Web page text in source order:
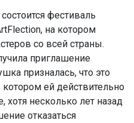
фестиваль
на котором
со всей страны.
приглашение
призналась, что это
ей действительно
хотя несколько лет назад
отказаться